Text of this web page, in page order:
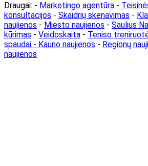
Draugai: - Marketingo agentūra -
konsultacijos - Skaidrių skenavimas -
naujienos - Miesto naujienos - Saulius
kūrimas - Veidoskaita - Teniso
spaudai - Kauno naujienos - Regionų
naujienos